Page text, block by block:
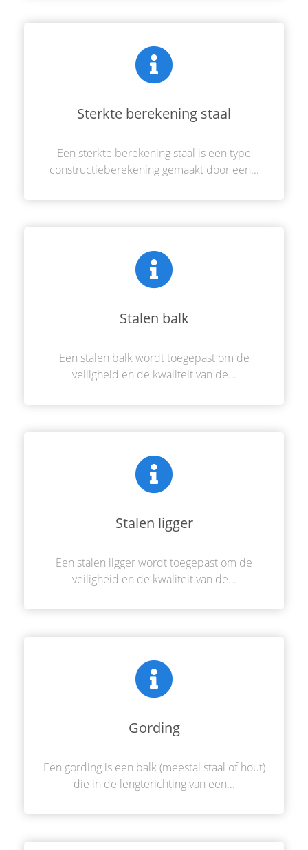
Sterkte berekening staal
Een sterkte berekening staal is een type
constructieberekening gemaakt door een...
Stalen balk
Een stalen balk wordt toegepast om de
veiligheid en de kwaliteit van de...
Stalen ligger
Een stalen ligger wordt toegepast om de
veiligheid en de kwaliteit van de...
Gording
Een gording is een balk (meestal staal of hout)
die in de lengterichting van een...